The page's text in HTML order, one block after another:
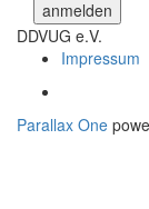
DDVUG e.V.
Menu
Impressum
Parallax One